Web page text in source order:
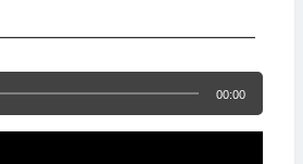
00:00